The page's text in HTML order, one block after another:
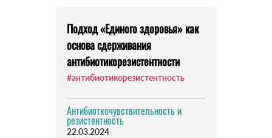
Подход «Единого здоровья» как
основа сдерживания
антибиотикорезистентности
#антибиотикорезистентность
Антибиоткочувствительность и
резистентность
22.03.2024